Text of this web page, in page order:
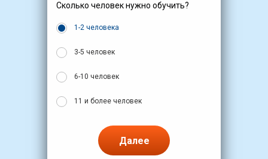
Сколько человек нужно обучить?
1-2 человека
3-5 человек
6-10 человек
11 и более человек
Далее